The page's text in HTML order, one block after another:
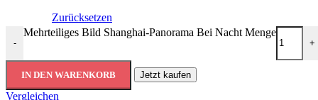
Zurücksetzen
-
Mehrteiliges Bild Shanghai-Panorama Bei Nacht Menge
+
IN DEN WARENKORB Jetzt kaufen
Vergleichen